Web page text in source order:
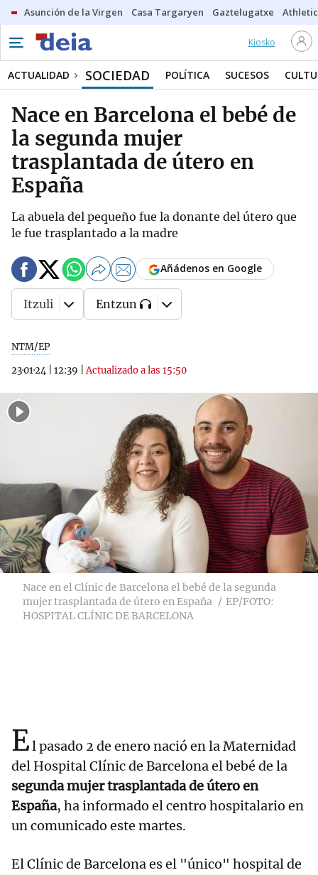
Asunción de la Virgen Casa Targaryen Gaztelugatxe Athletic
Kiosko
ACTUALIDAD SOCIEDAD POLÍTICA SUCESOS
Nace en Barcelona el bebé de
la segunda mujer
trasplantada de útero en
España
La abuela del pequeño fue la donante del útero que
le fue trasplantado a la madre
NTM/EP
23·01·24
12:39 |Actualizado a las 15:50
Añádenos en Google
Itzuli Entzun
Nace en el Clínic de Barcelona el bebé de la segunda
mujer trasplantada de útero en España
EP/FOTO:
HOSPITAL CLÍNIC DE BARCELONA
El pasado 2 de enero nació en la Maternidad
del Hospital Clínic de Barcelona el bebé de la
segunda mujer trasplantada de útero en
España, ha informado el centro hospitalario en
un comunicado este martes.
El Clínic de Barcelona es el "único" hospital de